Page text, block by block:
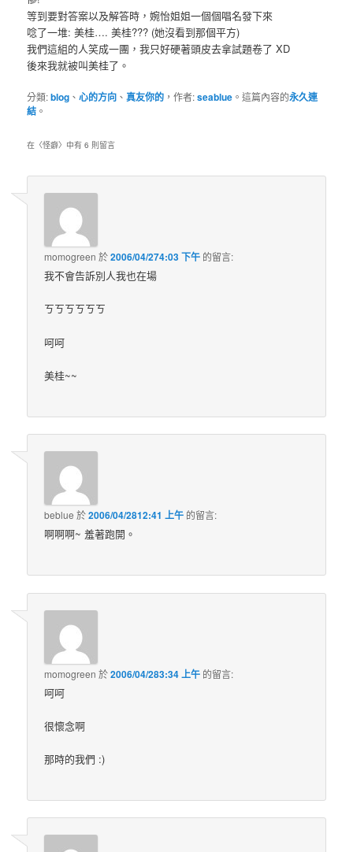
等到要對答案以及解答時，婉怡姐姐一個個唱名發下來
唸了一堆: 美桂…. 美桂??? (她沒看到那個平方)
我們這組的人笑成一團，我只好硬著頭皮去拿試題卷了 XD
後來我就被叫美桂了。
分類:blog 、心的方向 、真友你的 ，作者:seablue 。這篇內容的永久連
結 。
在〈怪癖〉中有 6 則留言
momogreen 於2006/04/274:03 下午 的留言:
我不會告訴別人我也在場
ㄎㄎㄎㄎㄎㄎ
呵呵
美桂~~
beblue 於2006/04/2812:41 上午 的留言:
啊啊啊~ 羞著跑開。
momogreen 於2006/04/283:34 上午 的留言:
呵呵
很懷念啊
那時的我們 :)